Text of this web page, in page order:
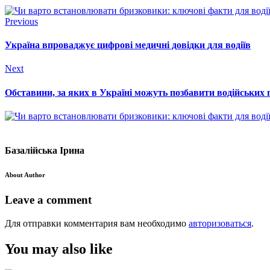
Previous
Україна впроваджує цифрові медичні довідки для водіїв
Next
Обставини, за яких в Україні можуть позбавити водійських
Базалійська Ірина
About Author
Leave a comment
Для отправки комментария вам необходимо авторизоваться.
You may also like